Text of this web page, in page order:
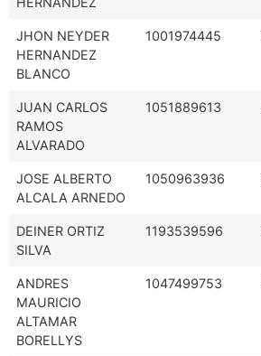
JHON NEYDER
HERNANDEZ
BLANCO
1001974445
JUAN CARLOS
RAMOS
ALVARADO
1051889613
JOSE ALBERTO
ALCALA ARNEDO
1050963936
DEINER ORTIZ
SILVA
1193539596
ANDRES
MAURICIO
ALTAMAR
BORELLYS
1047499753